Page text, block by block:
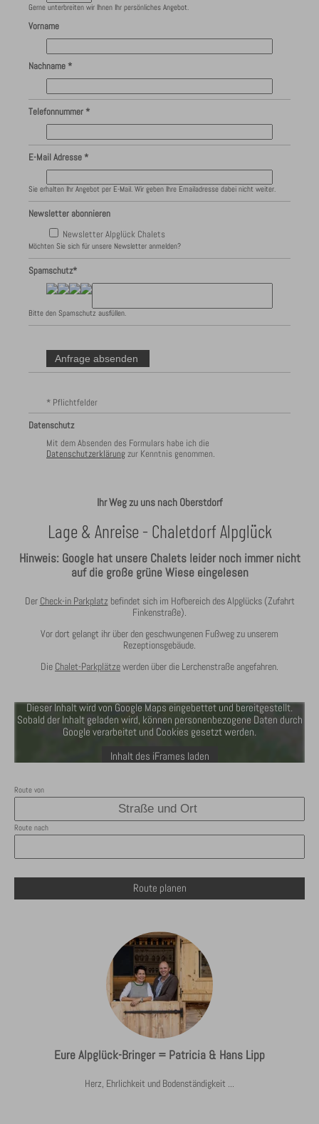
Gerne unterbreiten wir Ihnen Ihr persönliches Angebot.
Vorname
Nachname *
Telefonnummer *
E-Mail Adresse *
Sie erhalten Ihr Angebot per E-Mail. Wir geben Ihre Emailadresse dabei nicht weiter.
Newsletter abonnieren
Newsletter Alpglück Chalets
Möchten Sie sich für unsere Newsletter anmelden?
Spamschutz*
Bitte den Spamschutz ausfüllen.
* Pflichtfelder
Datenschutz
Mit dem Absenden des Formulars habe ich die
Datenschutzerklärungzur Kenntnis genommen.
Ihr Weg zu uns nach Oberstdorf
Lage & Anreise - Chaletdorf Alpglück
Hinweis: Google hat unsere Chalets leider noch immer nicht
auf die große grüne Wiese eingelesen
Der Check-in Parkplatz befindet sich im Hofbereich des Alpglücks (Zufahrt
Finkenstraße).
Vor dort gelangt ihr über den geschwungenen Fußweg zu unserem
Rezeptionsgebäude.
Die Chalet-Parkplätzewerden über die Lerchenstraße angefahren.
Dieser Inhalt wird von Google Maps eingebettet und bereitgestellt.
Sobald der Inhalt geladen wird, können personenbezogene Daten durch
Google verarbeitet und Cookies gesetzt werden.
Inhalt des iFrames laden
Route von
Route nach
Route planen
Eure Alpglück-Bringer = Patricia & Hans Lipp
Herz, Ehrlichkeit und Bodenständigkeit ...